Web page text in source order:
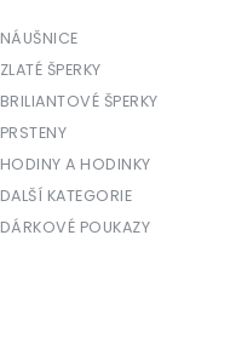
NÁUŠNICE
ZLATÉ ŠPERKY
BRILIANTOVÉ ŠPERKY
PRSTENY
HODINY A HODINKY
DALŠÍ KATEGORIE
DÁRKOVÉ POUKAZY